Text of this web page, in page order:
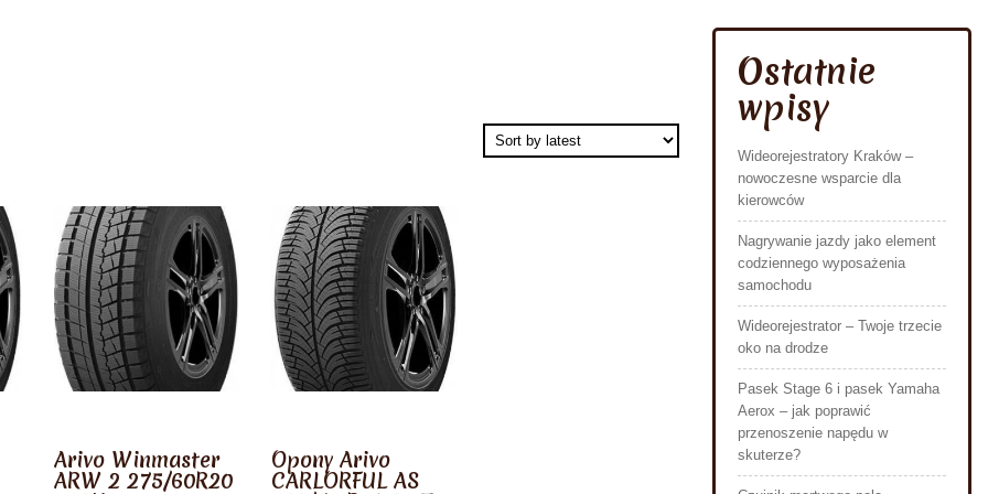
Arivo Winmaster
ARW 2 275/60R20
Opony Arivo
CARLORFUL AS
Ostatnie
wpisy
Wideorejestratory Kraków –
nowoczesne wsparcie dla
kierowców
Nagrywanie jazdy jako element
codziennego wyposażenia
samochodu
Wideorejestrator – Twoje trzecie
oko na drodze
Pasek Stage 6 i pasek Yamaha
Aerox – jak poprawić
przenoszenie napędu w
skuterze?